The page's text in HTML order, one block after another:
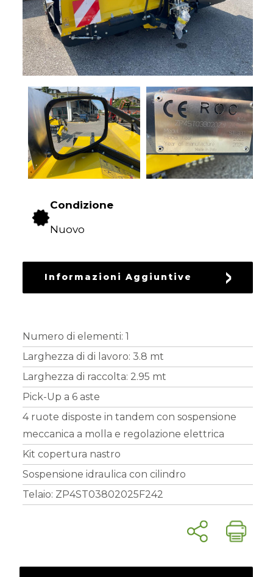
PROMOZIONI
SERVIZI
NEWS
CONTATTI
Condizione
Nuovo
Informazioni Aggiuntive
Numero di elementi: 1
Larghezza di di lavoro: 3.8 mt
Larghezza di raccolta: 2.95 mt
Pick-Up a 6 aste
4 ruote disposte in tandem con sospensione
meccanica a molla e regolazione elettrica
Kit copertura nastro
Sospensione idraulica con cilindro
Telaio: ZP4ST03802025F242
LA
FIENAGIONE
SOLLEVATORI
TELESCOPICI
MACCHINE
MOVIMENTO
TERRA
MANUTENZIONE
LAVORAZIONE
PROTEZIONE
DELLE
CULTURE